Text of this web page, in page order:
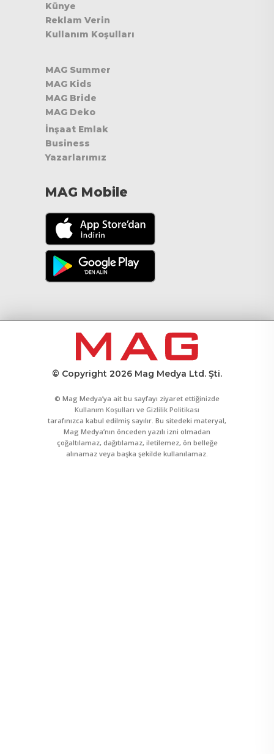
Künye
Reklam Verin
Kullanım Koşulları
MAG Summer
MAG Kids
MAG Bride
MAG Deko
İnşaat Emlak
Business
Yazarlarımız
MAG Mobile
© Copyright 2026 Mag Medya Ltd. Şti.
© Mag Medya’ya ait bu sayfayı ziyaret ettiğinizde
Kullanım Koşulları ve Gizlilik Politikası
tarafınızca kabul edilmiş sayılır. Bu sitedeki materyal,
Mag Medya’nın önceden yazılı izni olmadan
çoğaltılamaz, dağıtılamaz, iletilemez, ön belleğe
alınamaz veya başka şekilde kullanılamaz.